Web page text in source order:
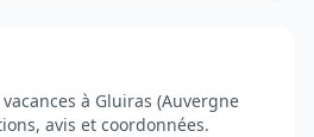
à Gluiras (Auvergne
avis et coordonnées.